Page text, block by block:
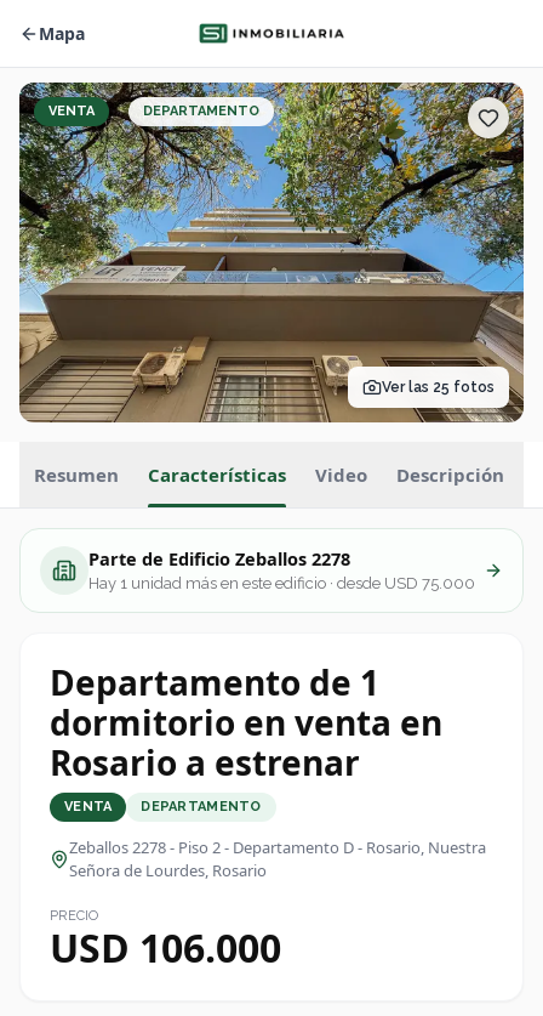
Mapa
VENTA DEPARTAMENTO
Ver las 25 fotos
Resumen Características Video Descripción
Parte de Edificio Zeballos 2278
Hay 1 unidad más en este edificio · desde USD 75.000
Departamento de 1
dormitorio en venta en
Rosario a estrenar
VENTA DEPARTAMENTO
Zeballos 2278 - Piso 2 - Departamento D - Rosario, Nuestra
Señora de Lourdes, Rosario
PRECIO
USD 106.000